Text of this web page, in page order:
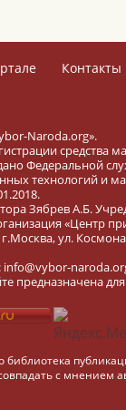
Контакты
Naroda.org».
средства
Федеральной
технологий и
Зябрев А.Б.
«Центр
ул.
info@vybor-
предназначена
библиотека
с мнением